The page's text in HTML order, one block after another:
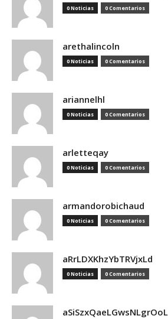
0 Noticias 0 Comentarios
arethalincoln
0 Noticias 0 Comentarios
ariannelhl
0 Noticias 0 Comentarios
arletteqay
0 Noticias 0 Comentarios
armandorobichaud
0 Noticias 0 Comentarios
aRrLDXKhzYbTRVjxLd
0 Noticias 0 Comentarios